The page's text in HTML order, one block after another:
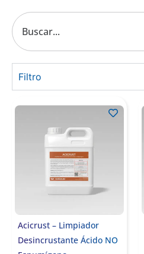
Filtro
Acicrust – Limpiador
Desincrustante Ácido NO